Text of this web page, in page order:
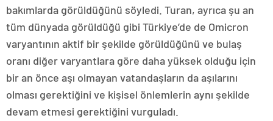
bakımlarda görüldüğünü söyledi. Turan, ayrıca şu an
tüm dünyada görüldüğü gibi Türkiye’de de Omicron
varyantının aktif bir şekilde görüldüğünü ve bulaş
oranı diğer varyantlara göre daha yüksek olduğu için
bir an önce aşı olmayan vatandaşların da aşılarını
olması gerektiğini ve kişisel önlemlerin aynı şekilde
devam etmesi gerektiğini vurguladı.